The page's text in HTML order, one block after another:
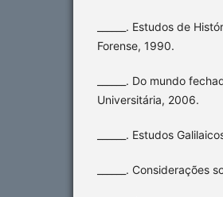
______. Estudos de
Forense, 1990.
______. Do mundo
Universitária, 2006.
______. Estudos
______.